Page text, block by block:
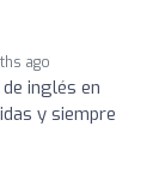
ago
inglés en
y siempre